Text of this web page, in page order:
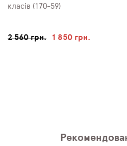
класів (170-59)
2 560 грн. 1 850 грн.